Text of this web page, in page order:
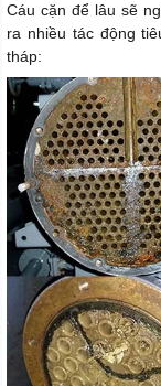
Cáu cặn để lâu sẽ
ra nhiều tác động
tháp: